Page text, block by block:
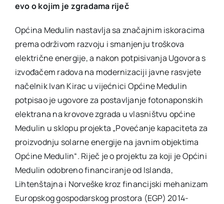
evo o kojim je zgradama riječ
Općina Medulin nastavlja sa značajnim iskoracima
prema održivom razvoju i smanjenju troškova
električne energije, a nakon potpisivanja Ugovora s
izvođačem radova na modernizaciji javne rasvjete
načelnik Ivan Kirac u vijećnici Općine Medulin
potpisao je ugovore za postavljanje fotonaponskih
elektrana na krovove zgrada u vlasništvu općine
Medulin u sklopu projekta „Povećanje kapaciteta za
proizvodnju solarne energije na javnim objektima
Općine Medulin“. Riječ je o projektu za koji je Općini
Medulin odobreno financiranje od Islanda,
Lihtenštajna i Norveške kroz financijski mehanizam
Europskog gospodarskog prostora (EGP) 2014-